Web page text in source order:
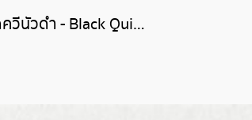
เมล็ดควีนัวดำ - Black Quinoa Seed